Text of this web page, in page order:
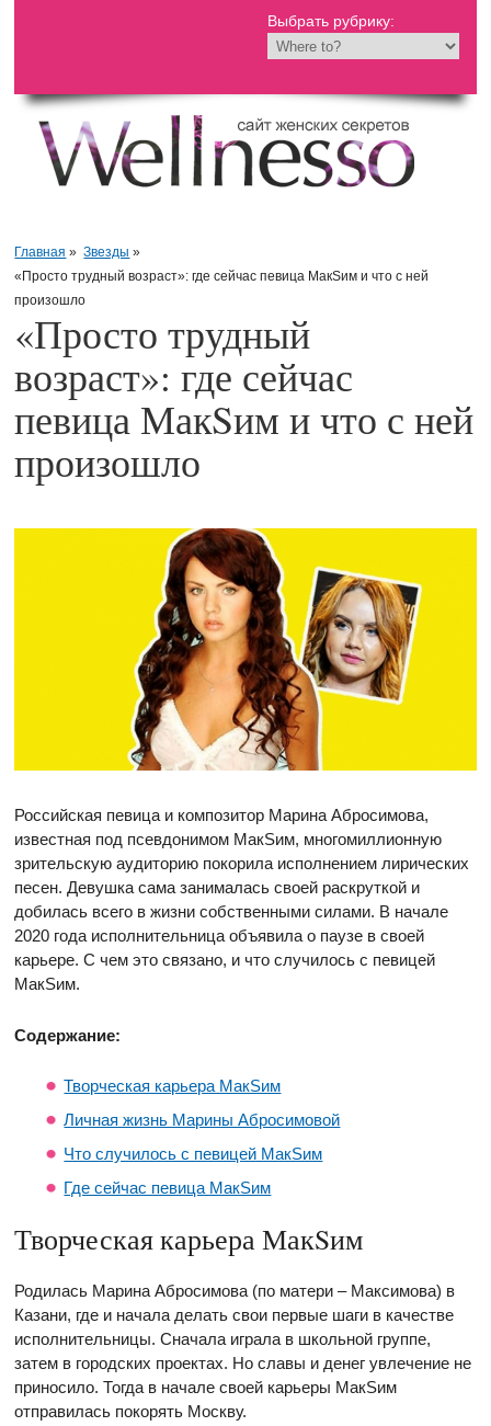
Выбрать рубрику:
Главная » Звезды »
«Просто трудный возраст»: где сейчас певица МакSим и что с ней
произошло
«Просто трудный
возраст»: где сейчас
певица МакSим и что с ней
произошло
Российская певица и композитор Марина Абросимова,
известная под псевдонимом МакSим, многомиллионную
зрительскую аудиторию покорила исполнением лирических
песен. Девушка сама занималась своей раскруткой и
добилась всего в жизни собственными силами. В начале
2020 года исполнительница объявила о паузе в своей
карьере. С чем это связано, и что случилось с певицей
МакSим.
Содержание:
Творческая карьера МакSим
Личная жизнь Марины Абросимовой
Что случилось с певицей МакSим
Где сейчас певица МакSим
Творческая карьера МакSим
Родилась Марина Абросимова (по матери – Максимова) в
Казани, где и начала делать свои первые шаги в качестве
исполнительницы. Сначала играла в школьной группе,
затем в городских проектах. Но славы и денег увлечение не
приносило. Тогда в начале своей карьеры МакSим
отправилась покорять Москву.